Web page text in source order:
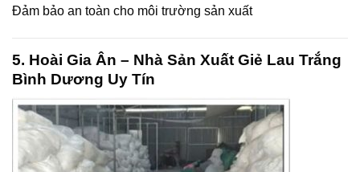
Đảm bảo an toàn cho môi trường sản xuất
5. Hoài Gia Ân – Nhà Sản Xuất Giẻ Lau Trắng
Bình Dương Uy Tín